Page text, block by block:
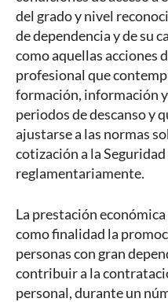
del grado y nivel
de dependencia y de su
como aquellas acciones
profesional que
formación, información
periodos de descanso y
ajustarse a las normas
cotización a la
reglamentariamente.
La prestación
como finalidad la
personas con gran
contribuir a la
personal, durante un